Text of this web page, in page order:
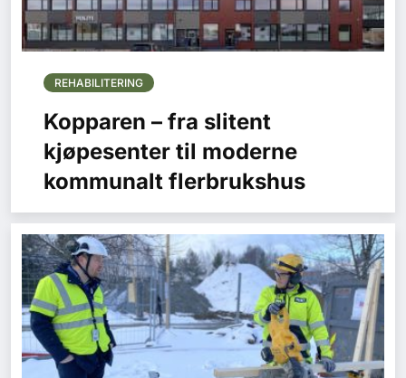
REHABILITERING
Kopparen – fra slitent
kjøpesenter til moderne
kommunalt flerbrukshus